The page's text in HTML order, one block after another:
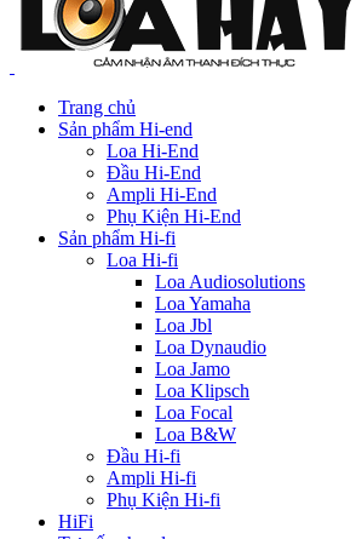
Trang chủ
Sản phẩm Hi-end
Loa Hi-End
Đầu Hi-End
Ampli Hi-End
Phụ Kiện Hi-End
Sản phẩm Hi-fi
Loa Hi-fi
Loa Audiosolutions
Loa Yamaha
Loa Jbl
Loa Dynaudio
Loa Jamo
Loa Klipsch
Loa Focal
Loa B&W
Đầu Hi-fi
Ampli Hi-fi
Phụ Kiện Hi-fi
HiFi